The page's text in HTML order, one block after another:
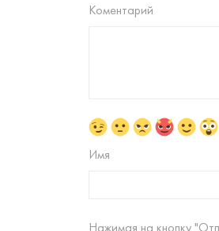
Коментарий
Имя
Нажимая на кнопку